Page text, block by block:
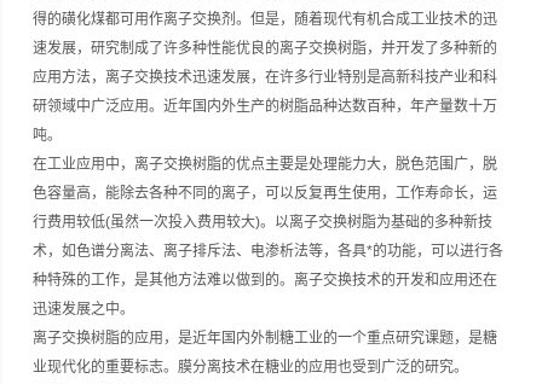
得的磺化煤都可用作离子交换剂。但是，随着现代有机合成工业技术的迅
速发展，研究制成了许多种性能优良的离子交换树脂，并开发了多种新的
应用方法，离子交换技术迅速发展，在许多行业特别是高新科技产业和科
研领域中广泛应用。近年国内外生产的树脂品种达数百种，年产量数十万
吨。
在工业应用中，离子交换树脂的优点主要是处理能力大，脱色范围广，脱
色容量高，能除去各种不同的离子，可以反复再生使用，工作寿命长，运
行费用较低(虽然一次投入费用较大)。以离子交换树脂为基础的多种新技
术，如色谱分离法、离子排斥法、电渗析法等，各具*的功能，可以进行各
种特殊的工作，是其他方法难以做到的。离子交换技术的开发和应用还在
迅速发展之中。
离子交换树脂的应用，是近年国内外制糖工业的一个重点研究课题，是糖
业现代化的重要标志。膜分离技术在糖业的应用也受到广泛的研究。